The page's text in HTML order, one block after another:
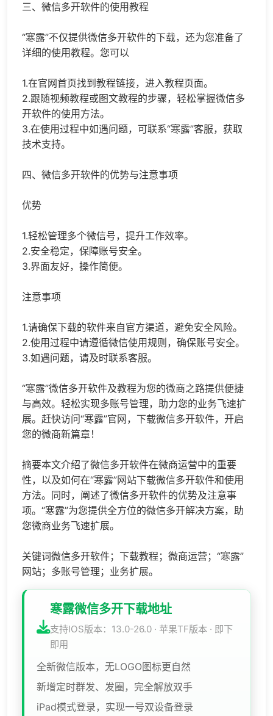
三、微信多开软件的使用教程
“寒露”不仅提供微信多开软件的下载，还为您准备了
详细的使用教程。您可以
1.在官网首页找到教程链接，进入教程页面。
2.跟随视频教程或图文教程的步骤，轻松掌握微信多
开软件的使用方法。
3.在使用过程中如遇问题，可联系“寒露”客服，获取
技术支持。
四、微信多开软件的优势与注意事项
优势
1.轻松管理多个微信号，提升工作效率。
2.安全稳定，保障账号安全。
3.界面友好，操作简便。
注意事项
1.请确保下载的软件来自官方渠道，避免安全风险。
2.使用过程中请遵循微信使用规则，确保账号安全。
3.如遇问题，请及时联系客服。
“寒露”微信多开软件及教程为您的微商之路提供便捷
与高效。轻松实现多账号管理，助力您的业务飞速扩
展。赶快访问“寒露”官网，下载微信多开软件，开启
您的微商新篇章！
摘要本文介绍了微信多开软件在微商运营中的重要
性，以及如何在“寒露”网站下载微信多开软件和使用
方法。同时，阐述了微信多开软件的优势及注意事
项。“寒露”为您提供全方位的微信多开解决方案，助
您微商业务飞速扩展。
关键词微信多开软件；下载教程；微商运营；“寒露”
网站；多账号管理；业务扩展。
寒露微信多开下载地址
支持IOS版本：13.0-26.0 · 苹果TF版本 · 即下
即用
全新微信版本，无LOGO图标更自然
新增定时群发、发圈，完全解放双手
iPad模式登录，实现一号双设备登录